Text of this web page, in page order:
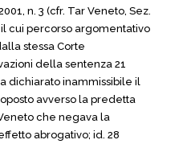
n. 3 (cfr. Tar Veneto, Sez.
il cui percorso argomentativo
stessa Corte
della sentenza 21
dichiarato inammissibile il
avverso la predetta
che negava la
abrogativo; id. 28